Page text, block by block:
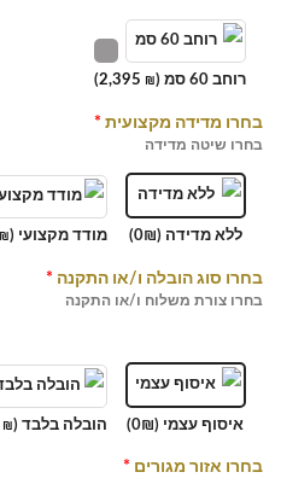
רוחב 60 סמ ( 2,395 ₪
)
בחרו מדידה מקצועית *
בחרו שיטה מדידה
ללא מדידה (0₪) מודד מקצועי ( ₪
בחרו סוג הובלה ו/או התקנה *
בחרו צורת משלוח ו/או התקנה
איסוף עצמי (0₪) הובלה בלבד ( ₪
בחרו אזור מגורים *